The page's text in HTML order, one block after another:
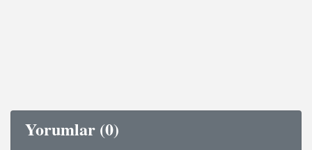
Yorumlar (0)